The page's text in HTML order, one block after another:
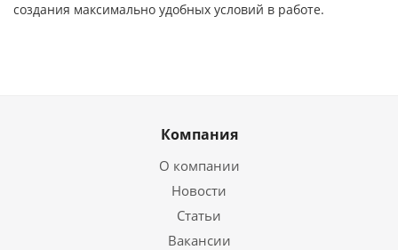
создания максимально удобных условий в работе.
Компания
О компании
Новости
Статьи
Вакансии